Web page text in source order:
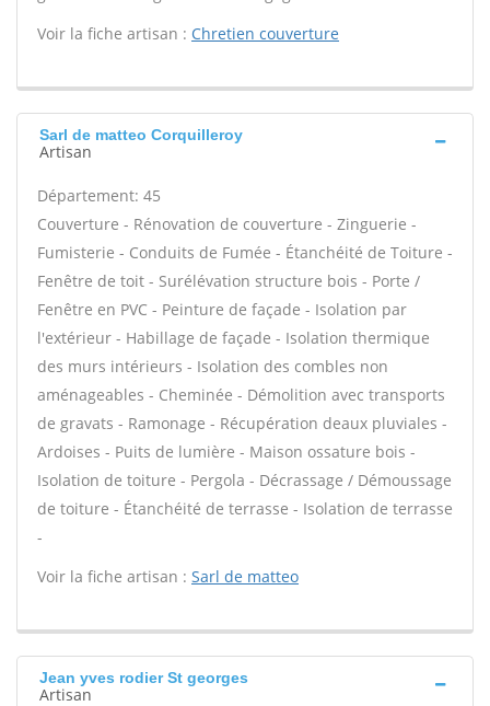
Voir la fiche artisan : Chretien couverture
Sarl de matteo Corquilleroy
Artisan
Département: 45
Couverture - Rénovation de couverture - Zinguerie -
Fumisterie - Conduits de Fumée - Étanchéité de Toiture -
Fenêtre de toit - Surélévation structure bois - Porte /
Fenêtre en PVC - Peinture de façade - Isolation par
l'extérieur - Habillage de façade - Isolation thermique
des murs intérieurs - Isolation des combles non
aménageables - Cheminée - Démolition avec transports
de gravats - Ramonage - Récupération deaux pluviales -
Ardoises - Puits de lumière - Maison ossature bois -
Isolation de toiture - Pergola - Décrassage / Démoussage
de toiture - Étanchéité de terrasse - Isolation de terrasse
-
Voir la fiche artisan : Sarl de matteo
Jean yves rodier St georges
Artisan